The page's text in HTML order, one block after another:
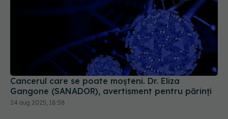
Cancerul care se poate moșteni. Dr. Eliza
Gangone (SANADOR), avertisment pentru părinți
24 aug 2025, 18:58